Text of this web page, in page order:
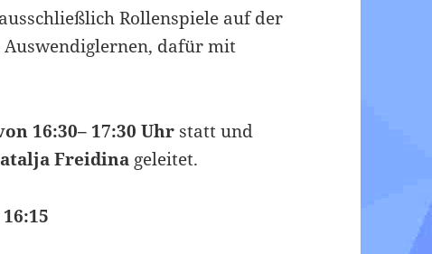
Rollenspiele auf der
Auswendiglernen, dafür mit
16:30– 17:30 Uhr statt und
Freidina geleitet.